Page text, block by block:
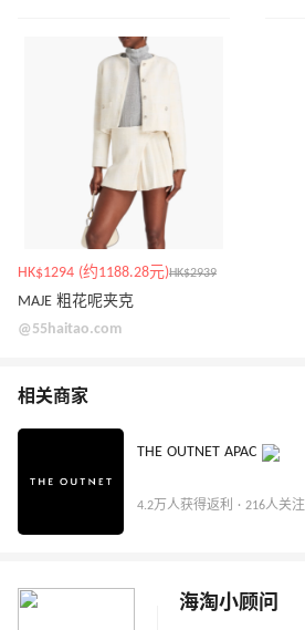
HK$1294 (约1188.28元)HK$2939
MAJE 粗花呢夹克
@55haitao.com
相关商家
THE OUTNET APAC
4.2万人获得返利 · 216人关注
海淘小顾问